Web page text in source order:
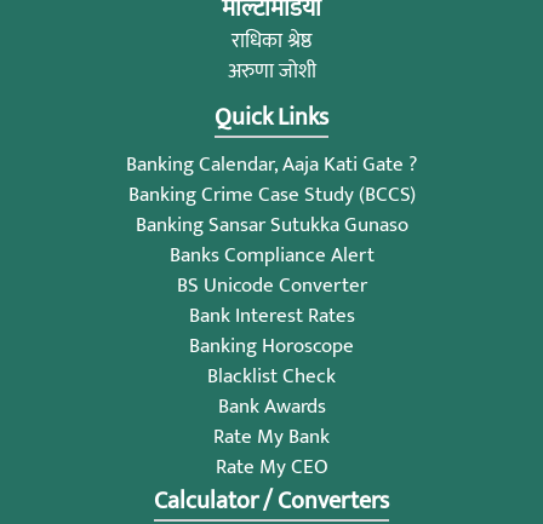
मल्टिमिडिया
राधिका श्रेष्ठ
अरुणा जोशी
Quick Links
Banking Calendar, Aaja Kati Gate ?
Banking Crime Case Study (BCCS)
Banking Sansar Sutukka Gunaso
Banks Compliance Alert
BS Unicode Converter
Bank Interest Rates
Banking Horoscope
Blacklist Check
Bank Awards
Rate My Bank
Rate My CEO
Calculator / Converters